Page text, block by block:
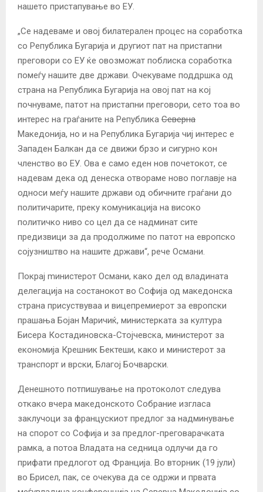
нашето пристапување во ЕУ.
„Се надеваме и овој билатерален процес на соработка
со Република Бугарија и другиот пат на пристапни
преговори со ЕУ ќе овозможат поблиска соработка
помеѓу нашите две држави. Очекуваме поддршка од
страна на Република Бугарија на овој пат на кој
почнуваме, патот на пристапни преговори, сето тоа во
интерес на граѓаните на Република Северна
Македонија, но и на Република Бугарија чиј интерес е
Западен Балкан да се движи брзо и сигурно кон
членство во ЕУ. Ова е само еден нов почетокот, се
надевам дека од денеска отвораме ново поглавје на
односи меѓу нашите држави од обичните граѓани до
политичарите, преку комуникација на високо
политичко ниво со цел да се надминат сите
предизвици за да продолжиме по патот на европско
сојузништво на нашите држави“, рече Османи.
Покрај mинистерот Османи, како дел од владината
делегација на состанокот во Софија од македонска
страна присуствуваа и вицепремиерот за европски
прашања Бојан Маричиќ, министерката за култура
Бисера Костадиновска-Стојчевска, министерот за
економија Крешник Бектеши, како и министерот за
транспорт и врски, Благој Бочварски.
Денешното потпишување на протоколот следува
откако вчера македонското Собрание изгласа
заклучоци за францускиот предлог за надминување
на спорот со Софија и за предлог-преговарачката
рамка, а потоа Владата на седница одлучи да го
прифати предлогот од Франција. Во вторник (19 јули)
во Брисел, пак, се очекува да се одржи и првата